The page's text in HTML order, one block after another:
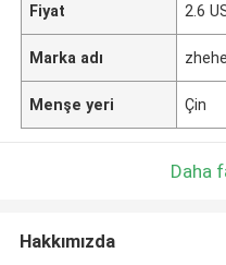
Fiyat 2.6
Marka adı
Menşe yeri Çin
Daha
Hakkımızda